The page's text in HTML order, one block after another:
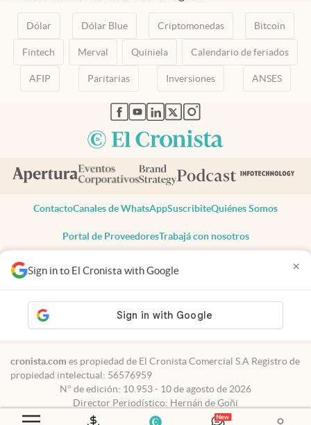
Sign in to El Cronista with Google ×
Dólar Dólar Blue Criptomonedas Bitcoin
Fintech Merval Quiniela Calendario de feriados
AFIP Paritarias Inversiones ANSES
abre en nueva pestaña
abre en nueva pestaña
abre en nueva pestaña
abre en nueva pestaña
abre en nueva pestaña
ContactoCanales de WhatsAppSuscribiteQuiénes Somos
Portal de ProveedoresTrabajá con nosotros
Todos los derechos reservados
Privacidad
Consentimiento
Tel:+54 11 7078-3270
cronista.com es propiedad de El Cronista Comercial S.A Registro de
propiedad intelectual: 56576959
N° de edición: 10.953 - 10 de agosto de 2026
Director Periodístico: Hernán de Goñi